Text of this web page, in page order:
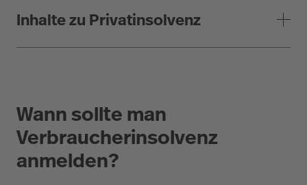
Inhalte zu Privatinsolvenz
Wann sollte man
Verbraucherinsolvenz
anmelden?